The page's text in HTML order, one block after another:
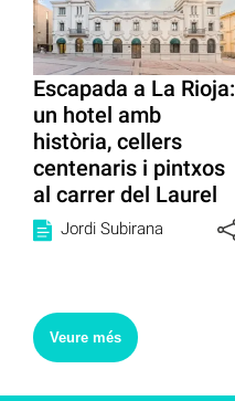
Escapada a La Rioja:
un hotel amb
història, cellers
centenaris i pintxos
al carrer del Laurel
Jordi Subirana
Veure més